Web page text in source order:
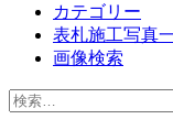
カテゴリー
表札施工写真
画像検索
検